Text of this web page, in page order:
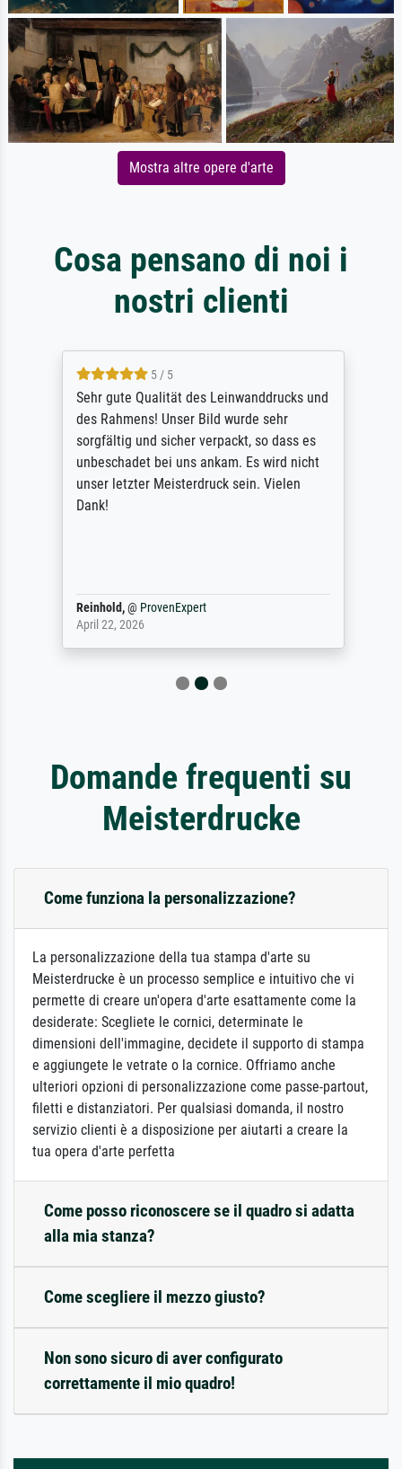
Mostra altre opere d'arte
Cosa pensano di noi i
nostri clienti
5 / 5
Sehr gute Qualität des Leinwanddrucks und
des Rahmens! Unser Bild wurde sehr
sorgfältig und sicher verpackt, so dass es
unbeschadet bei uns ankam. Es wird nicht
unser letzter Meisterdruck sein. Vielen
Dank!
Reinhold,@ ProvenExpert
April 22, 2026
Domande frequenti su
Meisterdrucke
Come funziona la personalizzazione?
La personalizzazione della tua stampa d'arte su
Meisterdrucke è un processo semplice e intuitivo che vi
permette di creare un'opera d'arte esattamente come la
desiderate: Scegliete le cornici, determinate le
dimensioni dell'immagine, decidete il supporto di stampa
e aggiungete le vetrate o la cornice. Offriamo anche
ulteriori opzioni di personalizzazione come passe-partout,
filetti e distanziatori. Per qualsiasi domanda, il nostro
servizio clienti è a disposizione per aiutarti a creare la
tua opera d'arte perfetta
Come posso riconoscere se il quadro si adatta
alla mia stanza?
Come scegliere il mezzo giusto?
Non sono sicuro di aver configurato
correttamente il mio quadro!